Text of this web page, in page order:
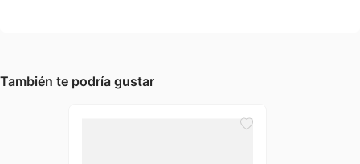
También te podría gustar